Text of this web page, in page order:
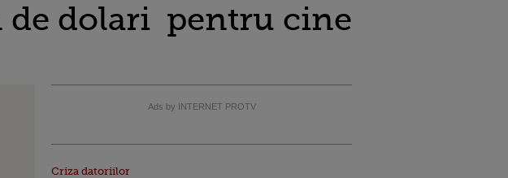
de dolari pentru cine
Ads by INTERNET PROTV
Criza datoriilor